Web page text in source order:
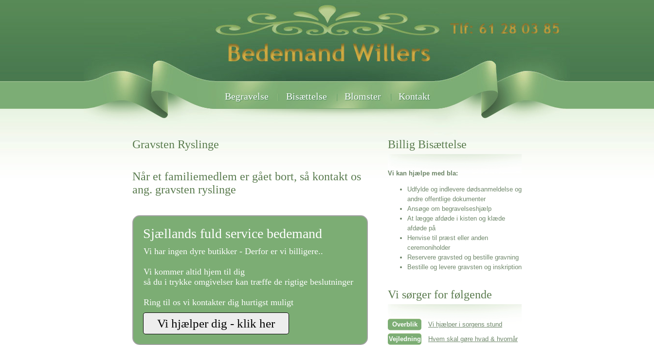
Begravelse Bisættelse Blomster Kontakt
Gravsten Ryslinge
Når et familiemedlem er gået bort, så kontakt os
ang. gravsten ryslinge
Sjællands fuld service bedemand
Vi har ingen dyre butikker - Derfor er vi billigere..
Vi kommer altid hjem til dig
så du i trykke omgivelser kan træffe de rigtige beslutninger
Ring til os vi kontakter dig hurtigst muligt
Billig Bisættelse
Vi kan hjælpe med bla:
Udfylde og indlevere dødsanmeldelse og
andre offentlige dokumenter
Ansøge om begravelseshjælp
At lægge afdøde i kisten og klæde
afdøde på
Henvise til præst eller anden
ceremoniholder
Reservere gravsted og bestille gravning
Bestille og levere gravsten og inskription
Vi sørger for følgende
Overblik
Vi hjælper i sorgens stund
Vejledning
Hvem skal gøre hvad & hvornår